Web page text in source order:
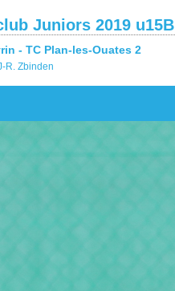
Juniors 2019 u15B
- TC Plan-les-Ouates 2
R. Zbinden